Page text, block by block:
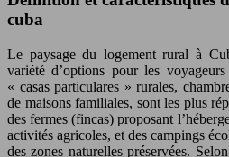
cuba
Le paysage du logement rural à
variété d’options pour les
« casas particulares » rurales,
de maisons familiales, sont les plus
des fermes (fincas) proposant
activités agricoles, et des campings
des zones naturelles préservées.